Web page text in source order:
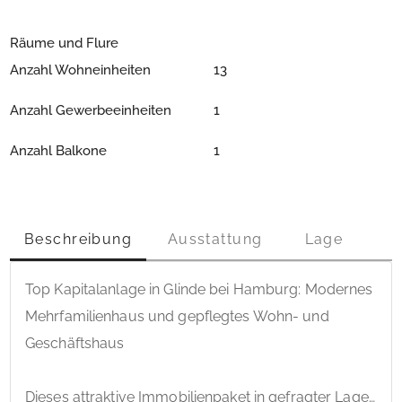
Räume und Flure
Anzahl Wohneinheiten
13
Anzahl Gewerbeeinheiten 1
Anzahl Balkone 1
Beschreibung Ausstattung Lage
Top Kapitalanlage in Glinde bei Hamburg: Modernes
Mehrfamilienhaus und gepflegtes Wohn- und
Geschäftshaus
Dieses attraktive Immobilienpaket in gefragter Lage